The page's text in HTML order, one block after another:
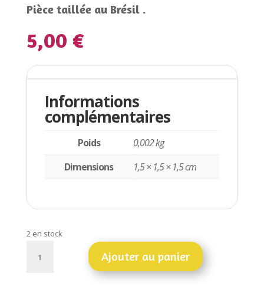
Pièce taillée au Brésil .
5,00 €
Informations
complémentaires
Poids
0,002 kg
Dimensions
1,5 × 1,5 × 1,5 cm
2 en stock
Ajouter au panier